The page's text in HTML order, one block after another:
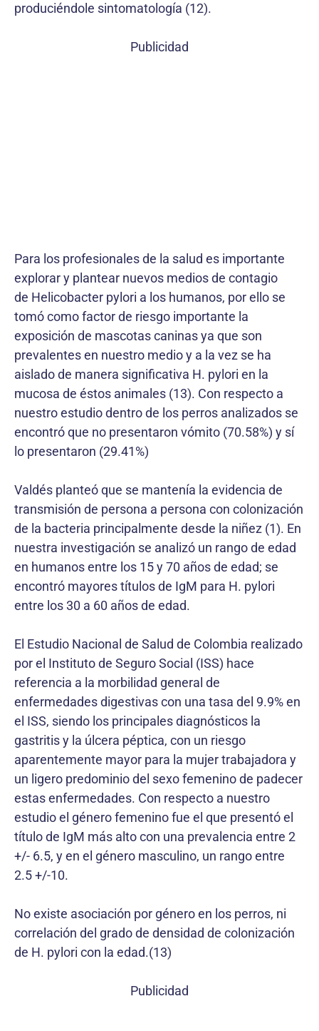
produciéndole sintomatología (12).
Publicidad
Para los profesionales de la salud es importante
explorar y plantear nuevos medios de contagio
de Helicobacter pylori a los humanos, por ello se
tomó como factor de riesgo importante la
exposición de mascotas caninas ya que son
prevalentes en nuestro medio y a la vez se ha
aislado de manera significativa H. pylori en la
mucosa de éstos animales (13). Con respecto a
nuestro estudio dentro de los perros analizados se
encontró que no presentaron vómito (70.58%) y sí
lo presentaron (29.41%)
Valdés planteó que se mantenía la evidencia de
transmisión de persona a persona con colonización
de la bacteria principalmente desde la niñez (1). En
nuestra investigación se analizó un rango de edad
en humanos entre los 15 y 70 años de edad; se
encontró mayores títulos de IgM para H. pylori
entre los 30 a 60 años de edad.
El Estudio Nacional de Salud de Colombia realizado
por el Instituto de Seguro Social (ISS) hace
referencia a la morbilidad general de
enfermedades digestivas con una tasa del 9.9% en
el ISS, siendo los principales diagnósticos la
gastritis y la úlcera péptica, con un riesgo
aparentemente mayor para la mujer trabajadora y
un ligero predominio del sexo femenino de padecer
estas enfermedades. Con respecto a nuestro
estudio el género femenino fue el que presentó el
título de IgM más alto con una prevalencia entre 2
+/- 6.5, y en el género masculino, un rango entre
2.5 +/-10.
No existe asociación por género en los perros, ni
correlación del grado de densidad de colonización
de H. pylori con la edad.(13)
Publicidad